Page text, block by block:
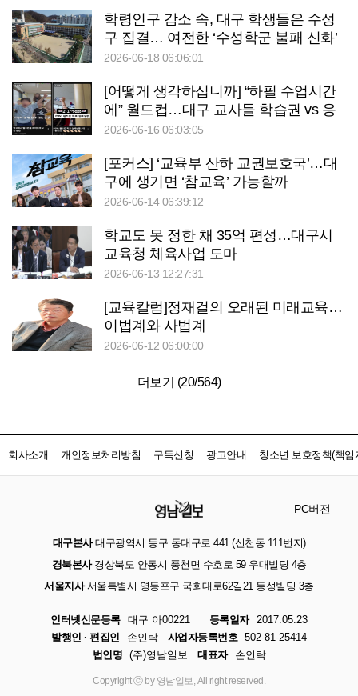
학령인구 감소 속, 대구 학생들은 수성
구 집결… 여전한 ‘수성학군 불패 신화’
2026-06-18 06:06:01
[어떻게 생각하십니까] “하필 수업시간
에” 월드컵…대구 교사들 학습권 vs 응
원 고민
2026-06-16 06:03:05
[포커스] ‘교육부 산하 교권보호국’…대
구에 생기면 ‘참교육’ 가능할까
2026-06-14 06:39:12
학교도 못 정한 채 35억 편성…대구시
교육청 체육사업 도마
2026-06-13 12:27:31
[교육칼럼]정재걸의 오래된 미래교육…
이법계와 사법계
2026-06-12 06:00:00
더보기 (20/564)
회사소개 개인정보처리방침 구독신청 광고안내 청소년 보호정책(책임
PC버전
대구본사대구광역시 동구 동대구로 441 (신천동 111번지)
경북본사경상북도 안동시 풍천면 수호로 59 우대빌딩 4층
서울지사서울특별시 영등포구 국회대로62길21 동성빌딩 3층
인터넷신문등록 대구 아00221 등록일자
2017.05.23
발행인 · 편집인
손인락 사업자등록번호 502-81-25414
법인명 (주)영남일보 대표자 손인락
Copyright ⓒ by 영남일보, All right reserved.